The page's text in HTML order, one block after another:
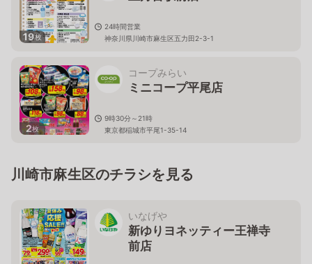
19枚
24時間営業
神奈川県川崎市麻生区五力田2-3-1
2枚
コープみらい
ミニコープ平尾店
9時30分～21時
東京都稲城市平尾1-35-14
川崎市麻生区のチラシを見る
いなげや
新ゆりヨネッティー王禅寺
前店